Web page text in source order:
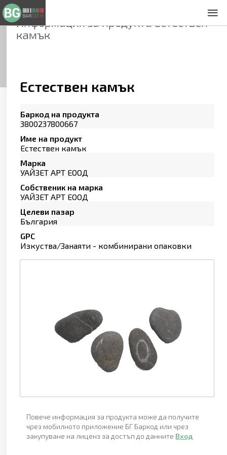
Информация за продуктаЕстествен
камък
Естествен камък
Баркод на продукта
3800237800667
Име на продукт
Естествен камък
Марка
УАЙЗЕТ АРТ ЕООД
Собственик на марка
УАЙЗЕТ АРТ ЕООД
Целеви пазар
България
GPC
Изкуства/Занаяти - комбинирани опаковки
Повече информация за продукта може да получите
чрез мобилното приложение БГ Баркод или чрез
закупуване на лиценз за достъп до данните Вход